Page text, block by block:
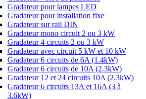
Gradateur pour lampes LED
Gradateur pour installation fixe
Gradateur sur rail DIN
Gradateur mono circuit 2 ou 3 kW
Gradateur 4 circuits 2 ou 3 kW
Gradateur avec circuit 5 kW et 10 kW
Gradateur 6 circuits de 6A (1.4kW)
Gradateur 6 circuits de 10A (2.3kW)
Gradateur 12 et 24 circuits 10A (2.3kW)
Gradateur 6 circuits 13A et 16A (3 à
3.6kW)